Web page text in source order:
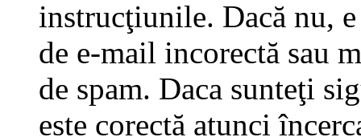
instrucţiunile. Dacă nu,
de e-mail incorectă sau
de spam. Daca sunteţi
este corectă atunci